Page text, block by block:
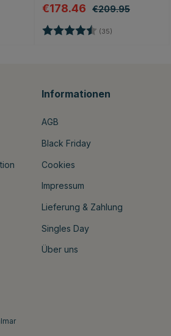
von 5 Sternen
€178.46 €209.95
Bewertung: (35)
Informationen
AGB
Black Friday
Cookies
Impressum
Lieferung & Zahlung
Singles Day
Über uns